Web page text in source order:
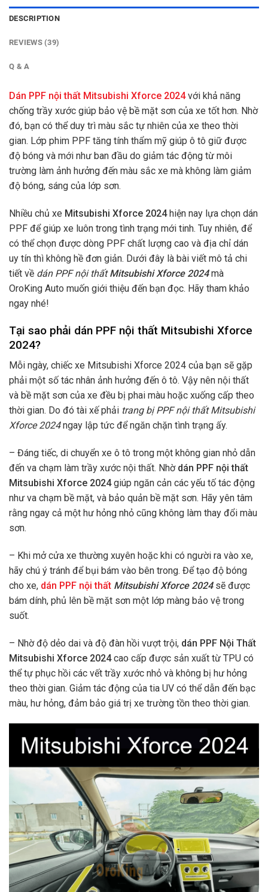
DESCRIPTION
REVIEWS (39)
Q & A
Dán PPF nội thất Mitsubishi Xforce 2024với khả năng
chống trầy xước giúp bảo vệ bề mặt sơn của xe tốt hơn. Nhờ
đó, bạn có thể duy trì màu sắc tự nhiên của xe theo thời
gian. Lớp phim PPF tăng tính thẩm mỹ giúp ô tô giữ được
độ bóng và mới như ban đầu do giảm tác động từ môi
trường làm ảnh hưởng đến màu sắc xe mà không làm giảm
độ bóng, sáng của lớp sơn.
Nhiều chủ xe Mitsubishi Xforce 2024hiện nay lựa chọn dán
PPF để giúp xe luôn trong tình trạng mới tinh. Tuy nhiên, để
có thể chọn được dòng PPF chất lượng cao và địa chỉ dán
uy tín thì không hề đơn giản. Dưới đây là bài viết mô tả chi
tiết về dán PPF nội thấtMitsubishi Xforce 2024 mà
OroKing Auto muốn giới thiệu đến bạn đọc. Hãy tham khảo
ngay nhé!
Tại sao phải dán PPF nội thất Mitsubishi Xforce
2024?
Mỗi ngày, chiếc xe Mitsubishi Xforce 2024 của bạn sẽ gặp
phải một số tác nhân ảnh hưởng đến ô tô. Vậy nên nội thất
và bề mặt sơn của xe đều bị phai màu hoặc xuống cấp theo
thời gian. Do đó tài xế phải trang bị PPF nội thất Mitsubishi
Xforce 2024ngay lập tức để ngăn chặn tình trạng ấy.
– Đáng tiếc, di chuyển xe ô tô trong một không gian nhỏ dẫn
đến va chạm làm trầy xước nội thất. Nhờ dán PPF nội thất
Mitsubishi Xforce 2024giúp ngăn cản các yếu tố tác động
như va chạm bề mặt, và bảo quản bề mặt sơn. Hãy yên tâm
rằng ngay cả một hư hỏng nhỏ cũng không làm thay đổi màu
sơn.
– Khi mở cửa xe thường xuyên hoặc khi có người ra vào xe,
hãy chú ý tránh để bụi bám vào bên trong. Để tạo độ bóng
cho xe, dán PPF nội thất Mitsubishi Xforce 2024 sẽ được
bám dính, phủ lên bề mặt sơn một lớp màng bảo vệ trong
suốt.
– Nhờ độ dẻo dai và độ đàn hồi vượt trội, dán PPF Nội Thất
Mitsubishi Xforce 2024cao cấp được sản xuất từ TPU có
thể tự phục hồi các vết trầy xước nhỏ và không bị hư hỏng
theo thời gian. Giảm tác động của tia UV có thể dẫn đến bạc
màu, hư hỏng, đảm bảo giá trị xe trường tồn theo thời gian.